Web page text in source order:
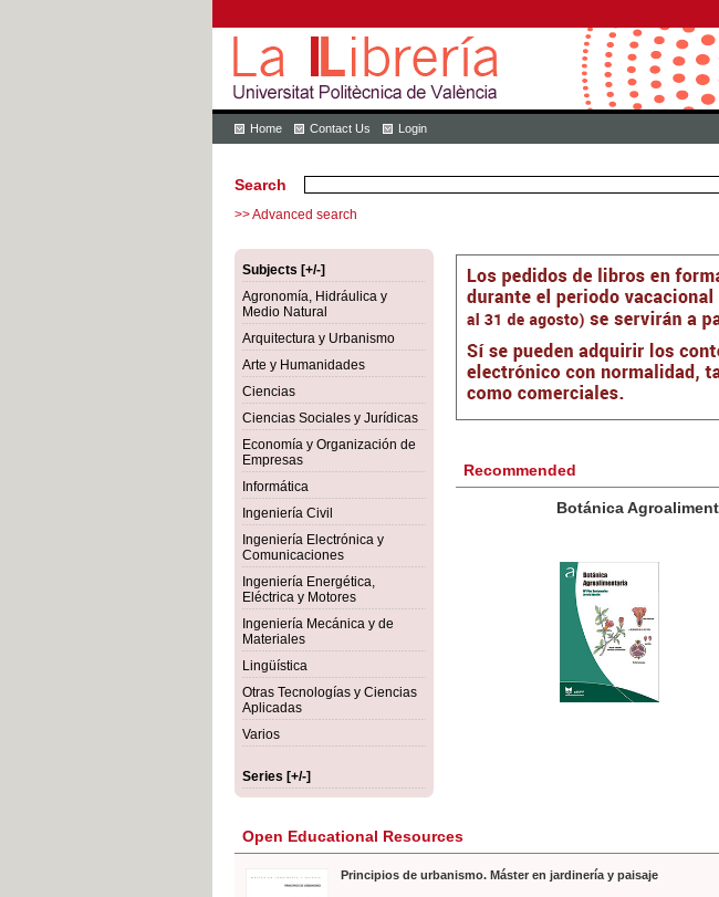
Home Contact Us Login
Search
>> Advanced search
Subjects [+/-]
Agronomía, Hidráulica y
Medio Natural
Arquitectura y Urbanismo
Arte y Humanidades
Ciencias
Ciencias Sociales y Jurídicas
Economía y Organización de
Empresas
Informática
Ingeniería Civil
Ingeniería Electrónica y
Comunicaciones
Ingeniería Energética,
Eléctrica y Motores
Ingeniería Mecánica y de
Materiales
Lingüística
Otras Tecnologías y Ciencias
Aplicadas
Varios
Series [+/-]
Recommended
Botánica Agroalimentaria
Open Educational Resources
Principios de urbanismo. Máster en jardinería y paisaje